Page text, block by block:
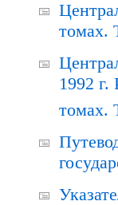
томах.
1992
томах.